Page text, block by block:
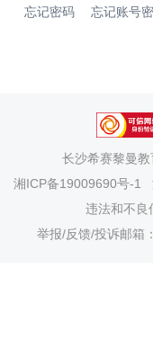
忘记密码 忘记账号
长沙希赛黎曼
湘ICP备19009690号-1
违法和不良
举报/反馈/投诉邮箱